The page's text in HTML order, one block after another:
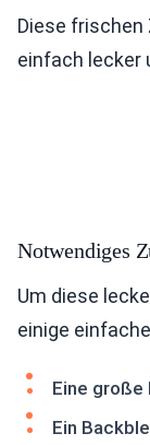
Diese
einfach lecker
Notwendiges
Um diese
einige
Eine große
Ein